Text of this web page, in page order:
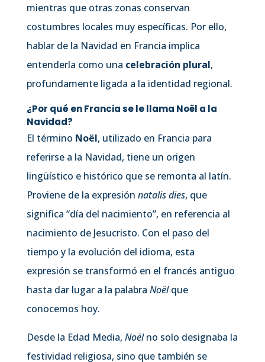
mientras que otras zonas conservan
costumbres locales muy específicas. Por ello,
hablar de la Navidad en Francia implica
entenderla como una celebración plural,
profundamente ligada a la identidad regional.
¿Por qué en Francia se le llama Noël a la
Navidad?
El término Noël, utilizado en Francia para
referirse a la Navidad, tiene un origen
lingüístico e histórico que se remonta al latín.
Proviene de la expresión natalis dies, que
significa “día del nacimiento”, en referencia al
nacimiento de Jesucristo. Con el paso del
tiempo y la evolución del idioma, esta
expresión se transformó en el francés antiguo
hasta dar lugar a la palabra Noëlque
conocemos hoy.
Desde la Edad Media, Noëlno solo designaba la
festividad religiosa, sino que también se